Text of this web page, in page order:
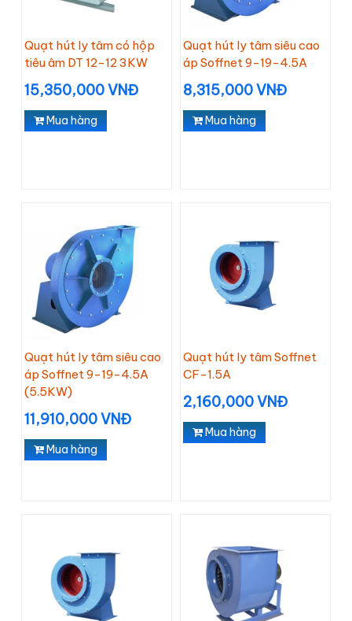
Quạt hút ly tâm có hộp
tiêu âm DT 12-12 3KW
15,350,000 VNĐ
Mua hàng
Quạt hút ly tâm siêu cao
áp Soffnet 9-19-4.5A
8,315,000 VNĐ
Mua hàng
Quạt hút ly tâm siêu cao
áp Soffnet 9-19-4.5A
(5.5KW)
11,910,000 VNĐ
Mua hàng
Quạt hút ly tâm Soffnet
CF-1.5A
2,160,000 VNĐ
Mua hàng